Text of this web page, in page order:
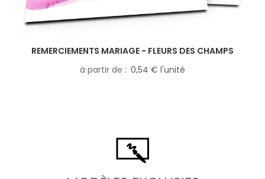
REMERCIEMENTS MARIAGE - FLEURS DES CHAMPS
à partir de
0,54 € l'unité